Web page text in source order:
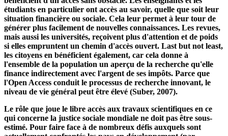
L'Open Access apporte de nombreux avantages pour toutes les
parties prenantes impliquées. Les auteurs ont un public plus
large, leur travail a un plus grand impact. Les lecteurs
bénéficient d'un accès sans obstacle. Les enseignants et les
étudiants en particulier ont accès au savoir, quelle que soit leur
situation financière ou sociale. Cela leur permet à leur tour de
générer plus facilement de nouvelles connaissances. Les revues,
mais aussi les universités, reçoivent plus d'attention et de poids
si elles empruntent un chemin d'accès ouvert. Last but not least,
les citoyens en bénéficient également, car cela donne à
l'ensemble de la population un aperçu de la recherche qu'elle
finance indirectement avec l'argent de ses impôts. Parce que
l'Open Access conduit le processus de recherche innovant, le
niveau de vie général peut être élevé (Suber, 2007).